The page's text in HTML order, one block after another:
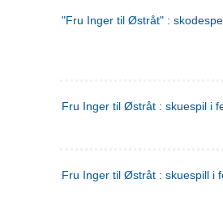
"Fru Inger til Østråt" :
Fru Inger til Østråt : skuespil i
Fru Inger til Østråt : skuespill i